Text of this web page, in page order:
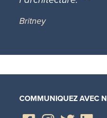
Britney
COMMUNIQUEZ AVEC